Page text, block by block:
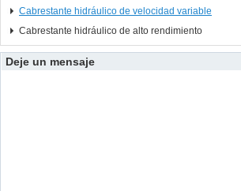
Cabrestante hidráulico de velocidad variable
Cabrestante hidráulico de alto rendimiento
Deje un mensaje